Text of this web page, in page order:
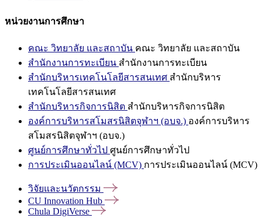
หน่วยงานการศึกษา
คณะ วิทยาลัย และสถาบัน คณะ วิทยาลัย และสถาบัน
สำนักงานการทะเบียน สำนักงานการทะเบียน
สำนักบริหารเทคโนโลยีสารสนเทศ สำนักบริหาร
เทคโนโลยีสารสนเทศ
สำนักบริหารกิจการนิสิต สำนักบริหารกิจการนิสิต
องค์การบริหารสโมสรนิสิตจุฬาฯ (อบจ.) องค์การบริหาร
สโมสรนิสิตจุฬาฯ (อบจ.)
ศูนย์การศึกษาทั่วไป ศูนย์การศึกษาทั่วไป
การประเมินออนไลน์ (MCV) การประเมินออนไลน์ (MCV)
วิจัยและนวัตกรรม
CU Innovation Hub
Chula DigiVerse